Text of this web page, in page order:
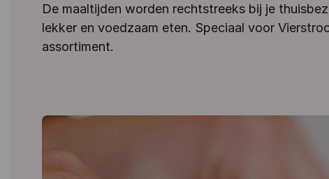
De maaltijden worden rechtstreeks bij je
lekker en voedzaam eten. Speciaal voor
assortiment.